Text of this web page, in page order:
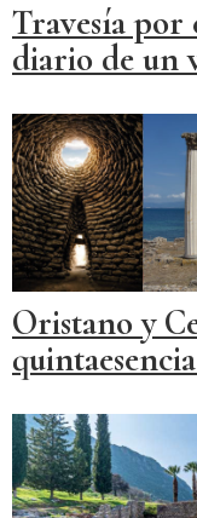
Travesía
diario de un
Oristano y